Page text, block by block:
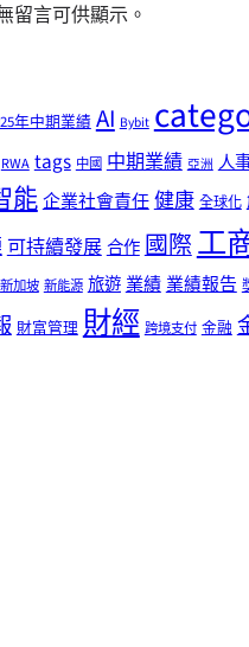
留言可供顯示。
年中期業績 AI Bybit
RWA tags 中國 中期業績 亞洲 人
能企業社會責任健康 全球化
可持續發展合作國際工
新加坡 新能源 旅遊業績業績報告
財富管理 財經 跨境支付 金融